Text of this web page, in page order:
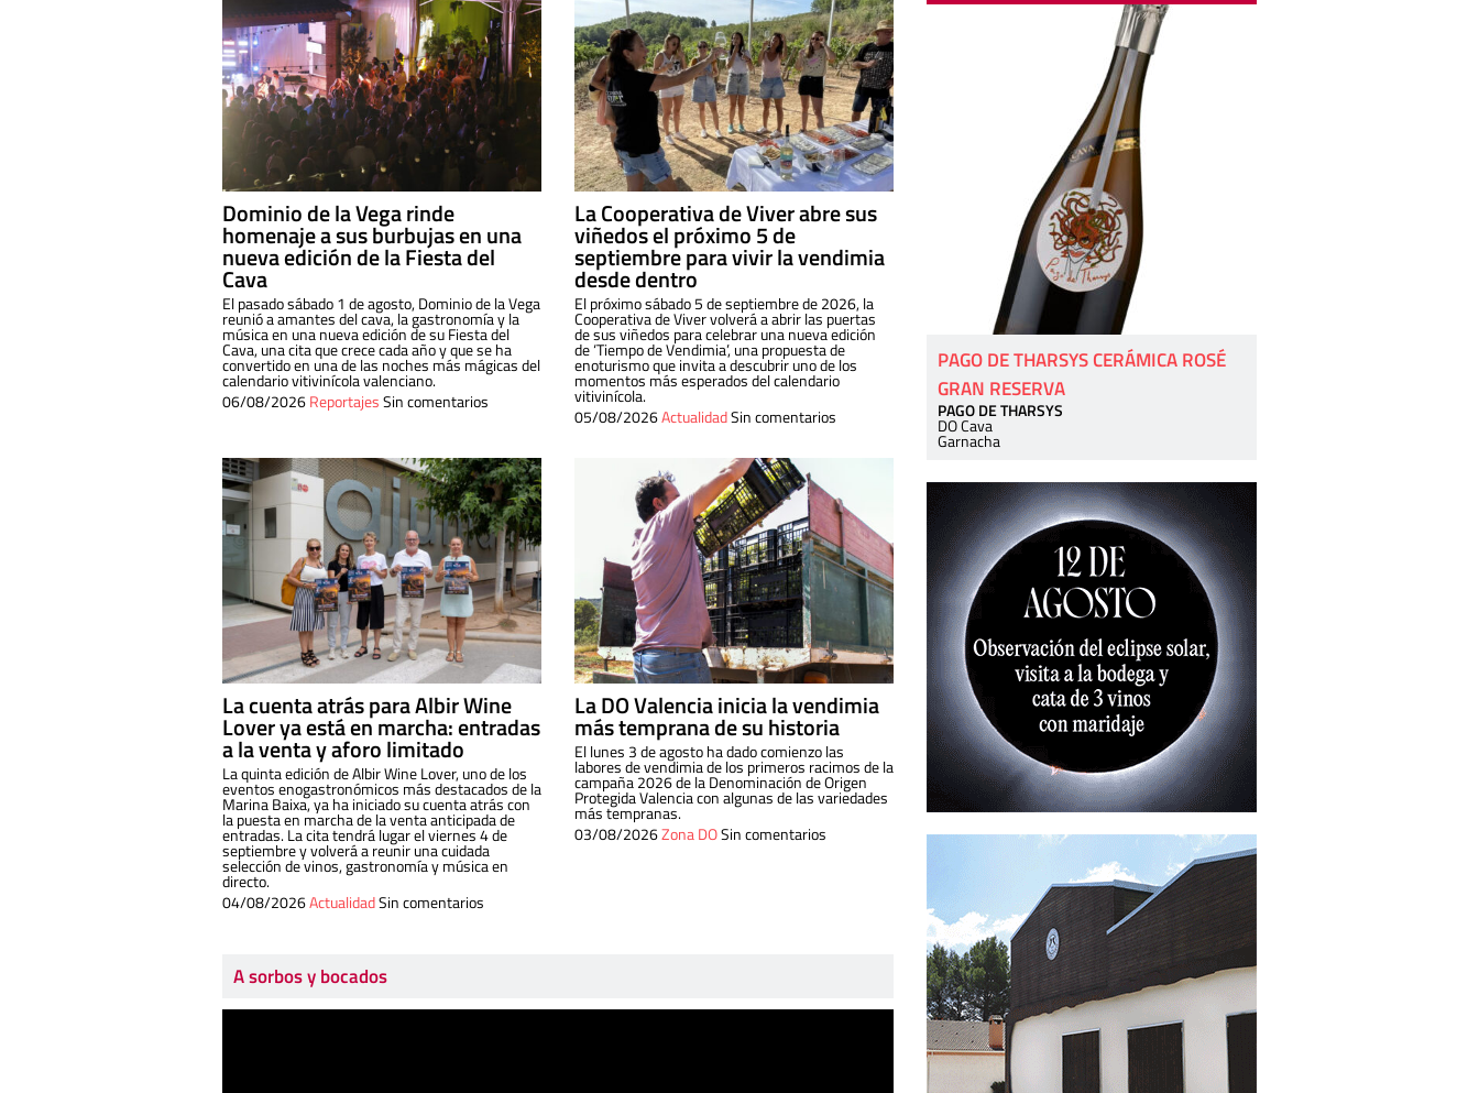
Dominio de la Vega rinde
homenaje a sus burbujas en una
nueva edición de la Fiesta del
Cava
El pasado sábado 1 de agosto, Dominio de la Vega
reunió a amantes del cava, la gastronomía y la
música en una nueva edición de su Fiesta del
Cava, una cita que crece cada año y que se ha
convertido en una de las noches más mágicas del
calendario vitivinícola valenciano.
06/08/2026ReportajesSin comentarios
La Cooperativa de Viver abre sus
viñedos el próximo 5 de
septiembre para vivir la vendimia
desde dentro
El próximo sábado 5 de septiembre de 2026, la
Cooperativa de Viver volverá a abrir las puertas
de sus viñedos para celebrar una nueva edición
de ‘Tiempo de Vendimia’, una propuesta de
enoturismo que invita a descubrir uno de los
momentos más esperados del calendario
vitivinícola.
05/08/2026ActualidadSin comentarios
La cuenta atrás para Albir Wine
Lover ya está en marcha: entradas
a la venta y aforo limitado
La quinta edición de Albir Wine Lover, uno de los
eventos enogastronómicos más destacados de la
Marina Baixa, ya ha iniciado su cuenta atrás con
la puesta en marcha de la venta anticipada de
entradas. La cita tendrá lugar el viernes 4 de
septiembre y volverá a reunir una cuidada
selección de vinos, gastronomía y música en
directo.
04/08/2026ActualidadSin comentarios
La DO Valencia inicia la vendimia
más temprana de su historia
El lunes 3 de agosto ha dado comienzo las
labores de vendimia de los primeros racimos de la
campaña 2026 de la Denominación de Origen
Protegida Valencia con algunas de las variedades
más tempranas.
03/08/2026Zona DOSin comentarios
A sorbos y bocados
PAGO DE THARSYS CERÁMICA ROSÉ
GRAN RESERVA
PAGO DE THARSYS
DO Cava
Garnacha